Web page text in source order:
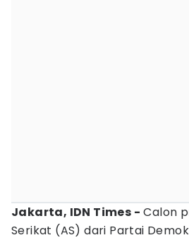
Jakarta, IDN Times - Calon
Serikat (AS) dari Partai